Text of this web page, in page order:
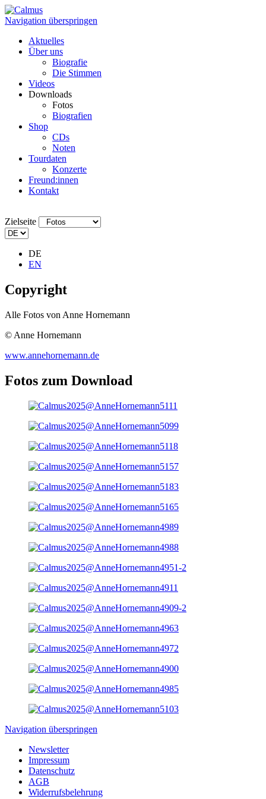
Navigation überspringen
Aktuelles
Über uns
Biografie
Die Stimmen
Videos
Downloads
Fotos
Biografien
Shop
CDs
Noten
Tourdaten
Konzerte
Freund:innen
Kontakt
Zielseite
DE
EN
Copyright
Alle Fotos von Anne Hornemann
© Anne Hornemann
www.annehornemann.de
Fotos zum Download
Navigation überspringen
Newsletter
Impressum
Datenschutz
AGB
Widerrufsbelehrung